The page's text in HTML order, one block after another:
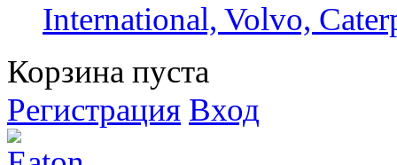
International, Volvo,
Корзина пуста
Регистрация Вход